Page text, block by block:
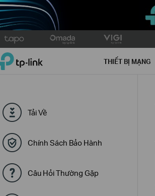
TP-Link, Reliably Smart THIẾT BỊ MẠNG
Tải Về
Chính Sách Bảo Hành
Câu Hỏi Thường Gặp